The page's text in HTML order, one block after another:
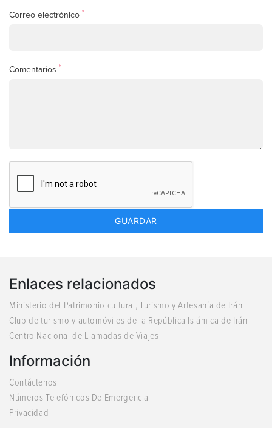
Correo electrónico *
Comentarios *
Enlaces relacionados
Ministerio del Patrimonio cultural, Turismo y Artesanía de Irán
Club de turismo y automóviles de la República Islámica de Irán
Centro Nacional de Llamadas de Viajes
Información
Contáctenos
Números Telefónicos De Emergencia
Privacidad